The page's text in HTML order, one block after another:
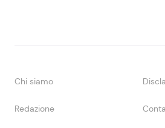
Chi siamo
Redazione